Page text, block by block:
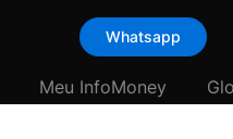
Whatsapp
Meu InfoMoney